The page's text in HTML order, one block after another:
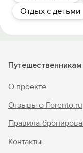
Отдых с детьми
Путешественникам
О проекте
Отзывы о Forento.ru
Правила
Контакты